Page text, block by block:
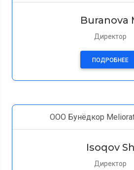
Buranova
Директор
ПОДРОБНЕЕ
ООО Бунёдкор
Isoqov Sh
Директор